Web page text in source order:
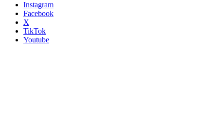
Instagram
Facebook
X
TikTok
Youtube